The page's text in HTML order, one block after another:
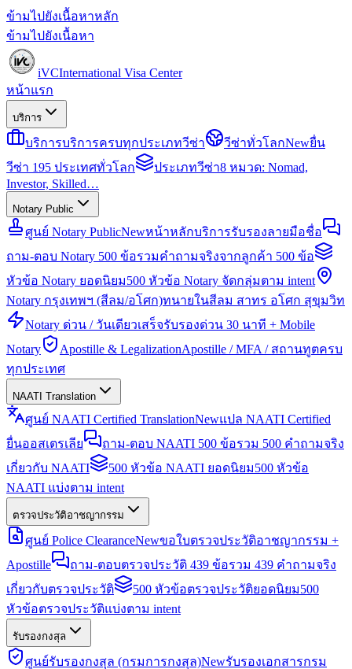
ข้ามไปยังเนื้อหาหลัก
ข้ามไปยังเนื้อหา
iVCInternational Visa Center
หน้าแรก
บริการ
บริการบริการครบทุกประเภทวีซ่า วีซ่าทั่วโลกNewยื่น
วีซ่า 195 ประเทศทั่วโลก
ประเภทวีซ่า8 หมวด: Nomad,
Investor, Skilled…
Notary Public
ศูนย์ Notary PublicNewหน้าหลักบริการรับรองลายมือชื่อ
ถาม-ตอบ Notary 500 ข้อรวมคำถามจริงจากลูกค้า 500 ข้อ
หัวข้อ Notary ยอดนิยม500 หัวข้อ Notary จัดกลุ่มตาม intent
Notary กรุงเทพฯ (สีลม/อโศก)ทนายในสีลม สาทร อโศก สุขุมวิท
Notary ด่วน / วันเดียวเสร็จรับรองด่วน 30 นาที + Mobile
Notary
Apostille & LegalizationApostille / MFA / สถานทูตครบ
ทุกประเทศ
NAATI Translation
ศูนย์ NAATI Certified TranslationNewแปล NAATI Certified
ยื่นออสเตรเลีย
ถาม-ตอบ NAATI 500 ข้อรวม 500 คำถามจริง
เกี่ยวกับ NAATI
500 หัวข้อ NAATI ยอดนิยม500 หัวข้อ
NAATI แบ่งตาม intent
ตรวจประวัติอาชญากรรม
ศูนย์ Police ClearanceNewขอใบตรวจประวัติอาชญากรรม +
Apostille
ถาม-ตอบตรวจประวัติ 439 ข้อรวม 439 คำถามจริง
เกี่ยวกับตรวจประวัติ
500 หัวข้อตรวจประวัติยอดนิยม500
หัวข้อตรวจประวัติแบ่งตาม intent
รับรองกงสุล
ศูนย์รับรองกงสุล (กรมการกงสุล)Newรับรองเอกสารกรม